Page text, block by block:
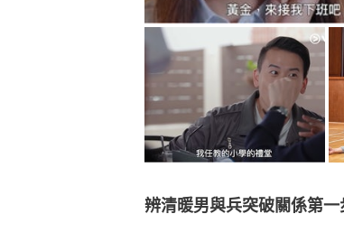
「點解我對佢咁好，但佢
一個疑惑，你隨傳隨到、
現實很殘酷，你做盡一切
暖男，但只換來「兵」的身